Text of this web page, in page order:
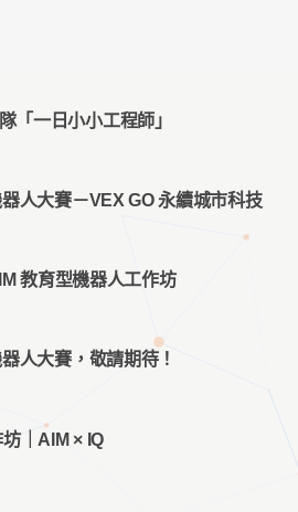
「一日小小工程師」
人大賽－VEX GO 永續城市科技
教育型機器人工作坊
人大賽，敬請期待！
｜AIM × IQ